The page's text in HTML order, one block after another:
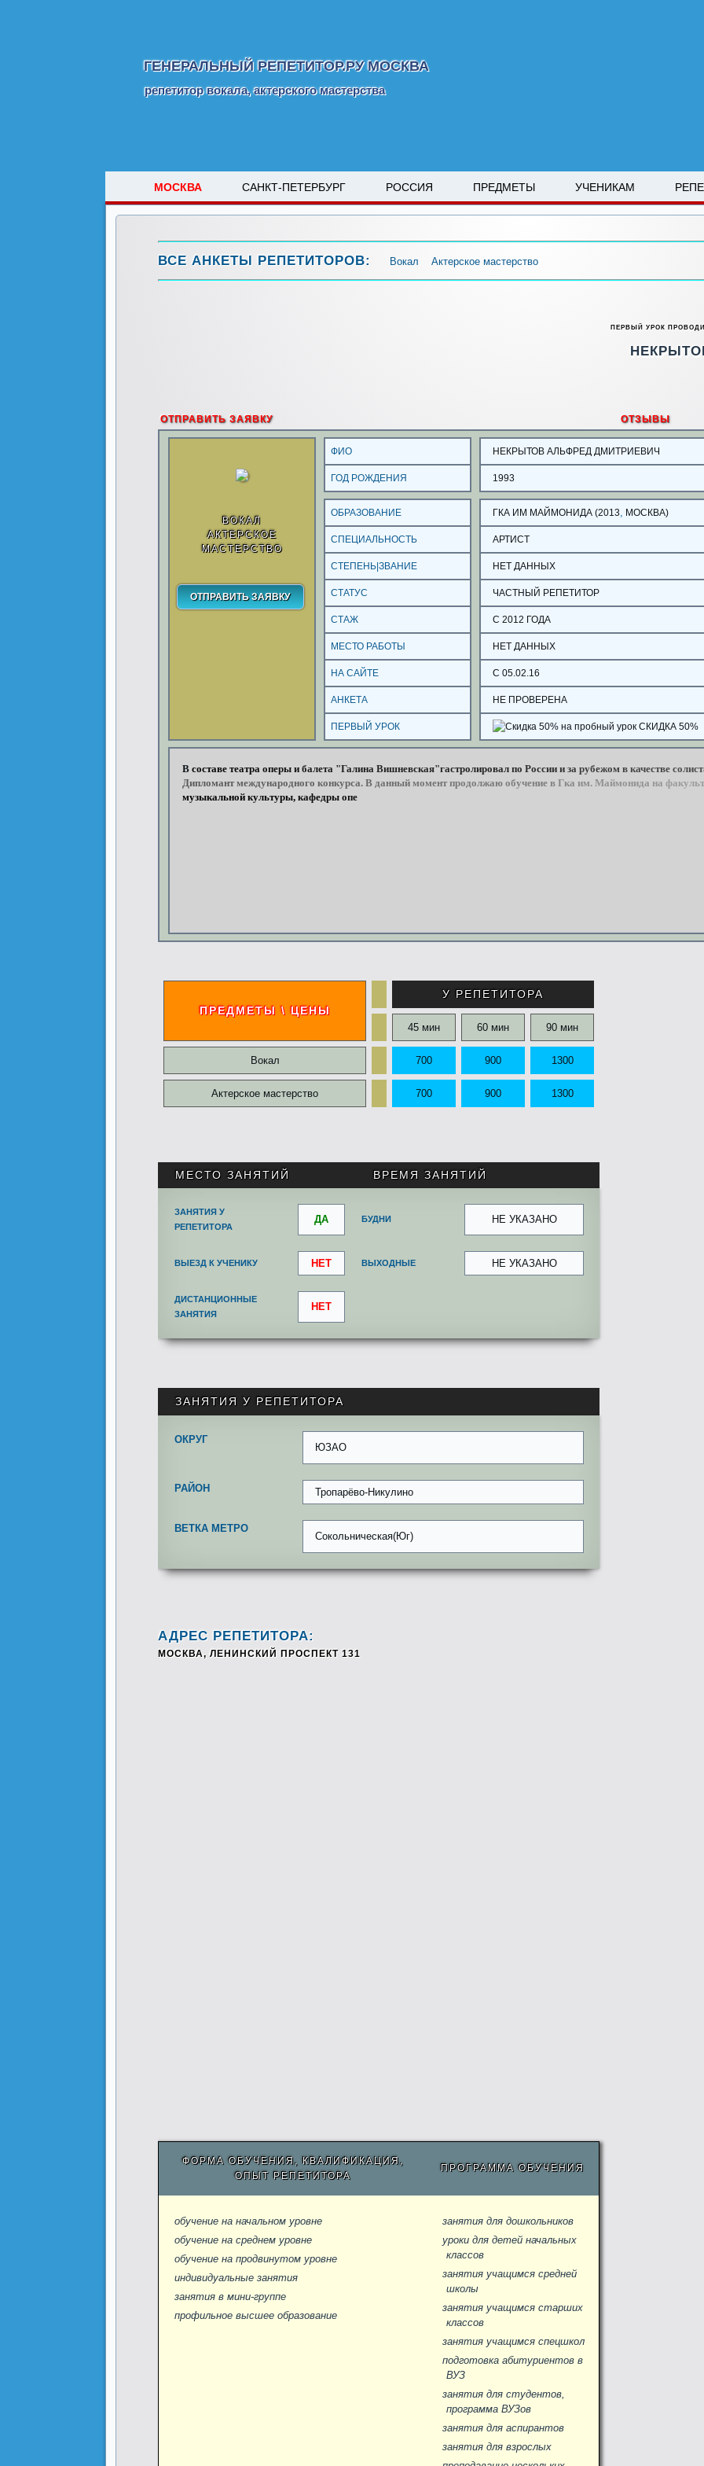
ГЕНЕРАЛЬНЫЙ РЕПЕТИТОР.РУ МОСКВА
репетитор вокала, актерского мастерства
МОСКВА САНКТ-ПЕТЕРБУРГ РОССИЯ ПРЕДМЕТЫ УЧЕНИКАМ
ВСЕ АНКЕТЫ РЕПЕТИТОРОВ: Вокал Актерское мастерство
ПЕРВЫЙ УРОК
ОТПРАВИТЬ ЗАЯВКУ ОТЗЫВЫ
ВОКАЛ
АКТЕРСКОЕ
МАСТЕРСТВО
ФИО НЕКРЫТОВ АЛЬФРЕД ДМИТРИЕВИЧ
ГОД РОЖДЕНИЯ 1993
ОБРАЗОВАНИЕ ГКА ИМ МАЙМОНИДА (2013, МОСКВА)
СПЕЦИАЛЬНОСТЬ АРТИСТ
СТЕПЕНЬ|ЗВАНИЕ НЕТ ДАННЫХ
СТАТУС ЧАСТНЫЙ РЕПЕТИТОР
СТАЖ С 2012 ГОДА
МЕСТО РАБОТЫ НЕТ ДАННЫХ
НА САЙТЕ С 05.02.16
АНКЕТА НЕ ПРОВЕРЕНА
ПЕРВЫЙ УРОК СКИДКА 50%
В составе театра оперы и балета "Галина Вишневская"гастролировал по России и за рубежом в качестве
Дипломантмеждународного конкурса. В данный момент продолжаю обучение в Гка им. Маймонида на
музыкальной культуры, кафедры оперной
ПРЕДМЕТЫ \ ЦЕНЫ
У РЕПЕТИТОРА
45 мин 60 мин 90 мин
Вокал 700 900 1300
Актерское мастерство 700 900 1300
МЕСТО ЗАНЯТИЙ ВРЕМЯ ЗАНЯТИЙ
ЗАНЯТИЯ У
РЕПЕТИТОРА
ДА БУДНИ НЕ УКАЗАНО
ВЫЕЗД К УЧЕНИКУ НЕТ ВЫХОДНЫЕ НЕ УКАЗАНО
ДИСТАНЦИОННЫЕ
ЗАНЯТИЯ
НЕТ
ЗАНЯТИЯ У РЕПЕТИТОРА
ОКРУГ
ЮЗАО
РАЙОН Тропарёво-Никулино
ВЕТКА МЕТРО
Сокольническая(Юг)
АДРЕС РЕПЕТИТОРА:
МОСКВА, ЛЕНИНСКИЙ ПРОСПЕКТ 131
ФОРМА ОБУЧЕНИЯ, КВАЛИФИКАЦИЯ,
ОПЫТ РЕПЕТИТОРА
ПРОГРАММА ОБУЧЕНИЯ
обучение на начальном уровне
обучение на среднем уровне
обучение на продвинутом уровне
индивидуальные занятия
занятия в мини-группе
профильное высшее образование
занятия для дошкольников
уроки для детей начальных
классов
занятия учащимся средней
школы
занятия учащимся старших
классов
занятия учащимся спецшкол
подготовка абитуриентов в
ВУЗ
занятия для студентов,
программа ВУЗов
занятия для аспирантов
занятия для взрослых